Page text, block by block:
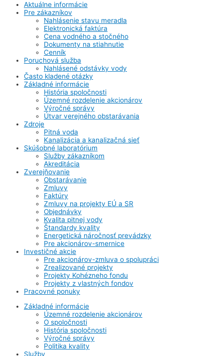
Aktuálne informácie
Pre zákazníkov
Nahlásenie stavu meradla
Elektronická faktúra
Cena vodného a stočného
Dokumenty na stiahnutie
Cenník
Poruchová služba
Nahlásené odstávky vody
Často kladené otázky
Základné informácie
História spoločnosti
Územné rozdelenie akcionárov
Výročné správy
Útvar verejného obstarávania
Zdroje
Pitná voda
Kanalizácia a kanalizačná sieť
Skúšobné laboratórium
Služby zákazníkom
Akreditácia
Zverejňovanie
Obstarávanie
Zmluvy
Faktúry
Zmluvy na projekty EÚ a SR
Objednávky
Kvalita pitnej vody
Štandardy kvality
Energetická náročnosť prevádzky
Pre akcionárov-smernice
Investičné akcie
Pre akcionárov-zmluva o spolupráci
Zrealizované projekty
Projekty Kohézneho fondu
Projekty z vlastných fondov
Pracovné ponuky
Základné informácie
Územné rozdelenie akcionárov
O spoločnosti
História spoločnosti
Výročné správy
Politika kvality
Služby